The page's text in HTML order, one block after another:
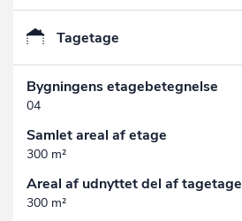
Tagetage
Bygningens etagebetegnelse
04
Samlet areal af etage
300 m²
Areal af udnyttet del af tagetage
300 m²